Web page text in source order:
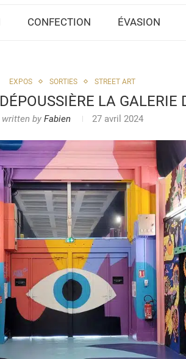
CONFECTION ÉVASION
EXPOS SORTIES STREET ART
LA GALERIE
written by Fabien 27 avril 2024